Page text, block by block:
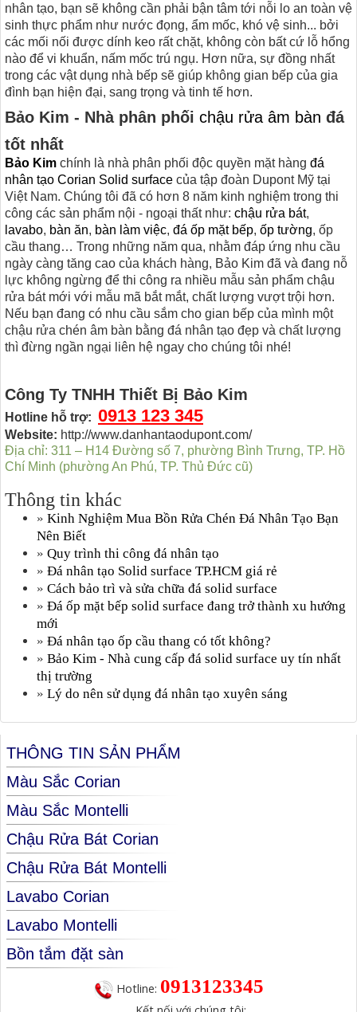
nhân tạo, bạn sẽ không cần phải bận tâm tới nỗi lo an toàn vệ
sinh thực phẩm như nước đọng, ẩm mốc, khó vệ sinh... bởi
các mối nối được dính keo rất chặt, không còn bất cứ lỗ hổng
nào để vi khuẩn, nấm mốc trú ngụ. Hơn nữa, sự đồng nhất
trong các vật dụng nhà bếp sẽ giúp không gian bếp của gia
đình bạn hiện đại, sang trọng và tinh tế hơn.
Bảo Kim - Nhà phân phối chậu rửa âm bàn đá
tốt nhất
Bảo Kim chính là nhà phân phối độc quyền mặt hàng đá
nhân tạo Corian Solid surface của tập đoàn Dupont Mỹ tại
Việt Nam. Chúng tôi đã có hơn 8 năm kinh nghiệm trong thi
công các sản phẩm nội - ngoại thất như: chậu rửa bát,
lavabo, bàn ăn, bàn làm việc, đá ốp mặt bếp, ốp tường, ốp
cầu thang… Trong những năm qua, nhằm đáp ứng nhu cầu
ngày càng tăng cao của khách hàng, Bảo Kim đã và đang nỗ
lực không ngừng để thi công ra nhiều mẫu sản phẩm chậu
rửa bát mới với mẫu mã bắt mắt, chất lượng vượt trội hơn.
Nếu bạn đang có nhu cầu sắm cho gian bếp của mình một
chậu rửa chén âm bàn bằng đá nhân tạo đẹp và chất lượng
thì đừng ngần ngại liên hệ ngay cho chúng tôi nhé!
Công Ty TNHH Thiết Bị Bảo Kim
Hotline hỗ trợ: 0913 123 345
Website: http://www.danhantaodupont.com/
Địa chỉ: 311 – H14 Đường số 7, phường Bình Trưng, TP. Hồ
Chí Minh (phường An Phú, TP. Thủ Đức cũ)
Thông tin khác
» Kinh Nghiệm Mua Bồn Rửa Chén Đá Nhân Tạo Bạn
Nên Biết
» Quy trình thi công đá nhân tạo
» Đá nhân tạo Solid surface TP.HCM giá rẻ
» Cách bảo trì và sửa chữa đá solid surface
» Đá ốp mặt bếp solid surface đang trở thành xu hướng
mới
» Đá nhân tạo ốp cầu thang có tốt không?
» Bảo Kim - Nhà cung cấp đá solid surface uy tín nhất
thị trường
» Lý do nên sử dụng đá nhân tạo xuyên sáng
THÔNG TIN SẢN PHẨM
Màu Sắc Corian
Màu Sắc Montelli
Chậu Rửa Bát Corian
Chậu Rửa Bát Montelli
Lavabo Corian
Lavabo Montelli
Bồn tắm đặt sàn
Hotline: 0913123345